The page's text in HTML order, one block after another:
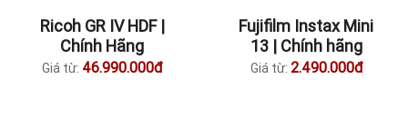
Ricoh GR IV HDF |
Chính Hãng
Giá từ: 46.990.000đ
Fujifilm Instax Mini
13 | Chính hãng
Giá từ: 2.490.000đ